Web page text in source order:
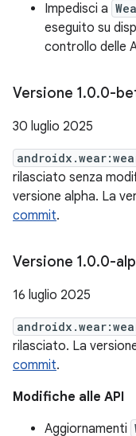
Impedisci a
eseguito su
controllo delle
Versione 1.0.0-
30 luglio 2025
rilasciato senza
versione alpha. La
commit.
Versione 1.0.0-
16 luglio 2025
rilasciato. La
commit.
Modifiche alle API
Aggiornamenti